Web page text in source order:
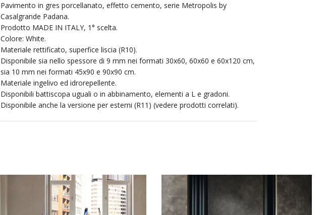
Pavimento in gres porcellanato, effetto cemento, serie Metropolis by
Casalgrande Padana.
Prodotto MADE IN ITALY, 1° scelta.
Colore: White.
Materiale rettificato, superfice liscia (R10).
Disponibile sia nello spessore di 9 mm nei formati 30x60, 60x60 e 60x120 cm,
sia 10 mm nei formati 45x90 e 90x90 cm.
Materiale ingelivo ed idrorepellente.
Disponibili battiscopa uguali o in abbinamento, elementi a L e gradoni.
Disponibile anche la versione per esterni (R11) (vedere prodotti correlati).